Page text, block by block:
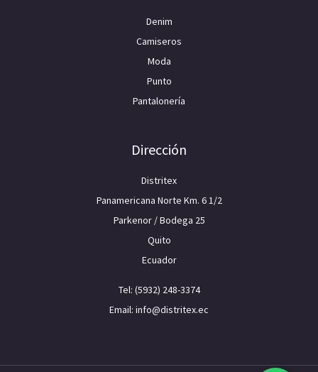
Denim
Camiseros
Moda
Punto
Pantalonería
Dirección
Distritex
Panamericana Norte Km. 6 1/2
Parkenor / Bodega 25
Quito
Ecuador
Tel: (5932) 248-3374
Email: info@distritex.ec